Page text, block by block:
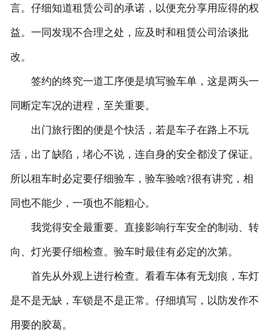
言。仔细知道租赁公司的承诺，以便充分享用应得的权
益。一同发现不合理之处，应及时和租赁公司洽谈批
改。
签约的终究一道工序便是填写验车单，这是两头一
同断定车况的进程，至关重要。
出门旅行图的便是个快活，若是车子在路上不玩
活，出了缺陷，堵心不说，连自身的安全都没了保证。
所以租车时必定要仔细验车，验车验啥?很有讲究，相
同也不能少，一项也不能粗心。
我觉得安全最重要。直接影响行车安全的制动、转
向、灯光要仔细检查。验车时最佳有必定的次第。
首先从外观上进行检查。看看车体有无划痕，车灯
是不是无缺，车锁是不是正常。仔细填写，以防发作不
用要的胶葛。